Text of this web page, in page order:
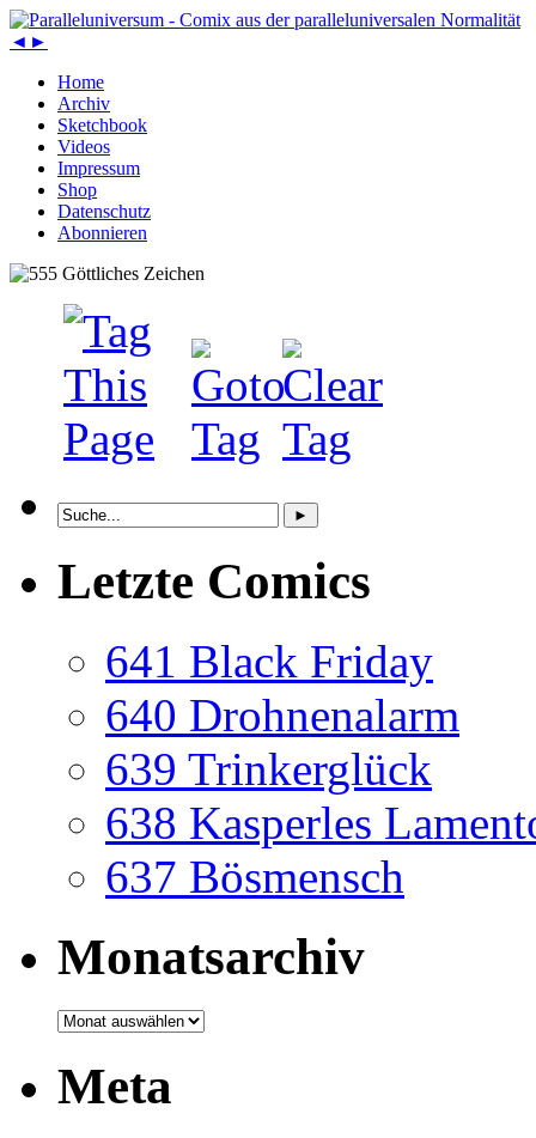
◄ ►
Home
Archiv
Sketchbook
Videos
Impressum
Shop
Datenschutz
Abonnieren
Letzte Comics
641 Black Friday
640 Drohnenalarm
639 Trinkerglück
638 Kasperles
637 Bösmensch
Monatsarchiv
Monatsarchiv
Meta